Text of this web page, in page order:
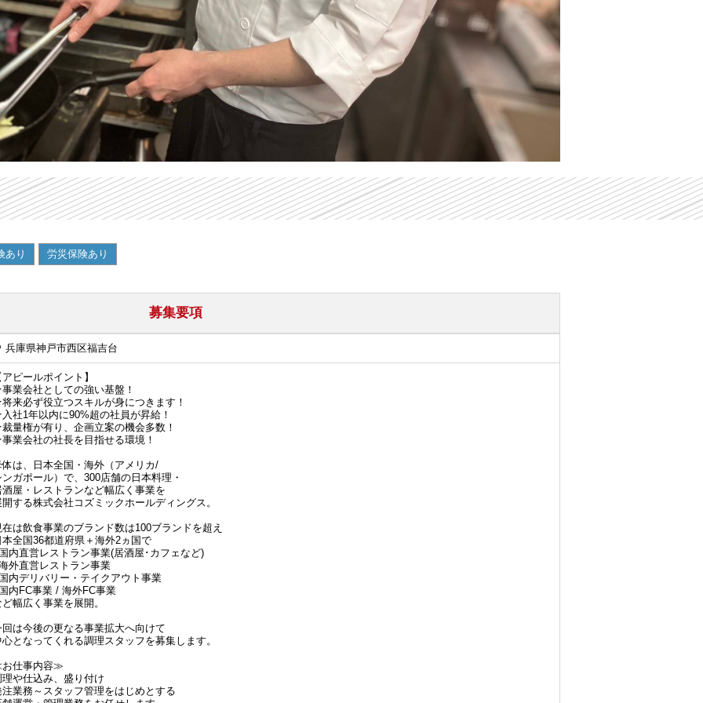
あり 労災保険あり
募集要項
兵庫県神戸市西区福吉台
ピールポイント】
業会社としての強い基盤！
来必ず役立つスキルが身につきます！
社1年以内に90%超の社員が昇給！
量権が有り、企画立案の機会多数！
業会社の社長を目指せる環境！
体は、日本全国・海外（アメリカ/
ンガポール）で、300店舗の日本料理・
酒屋・レストランなど幅広く事業を
開する株式会社コズミックホールディングス。
在は飲食事業のブランド数は100ブランドを超え
本全国36都道府県＋海外2ヵ国で
内直営レストラン事業(居酒屋･カフェなど)
外直営レストラン事業
内デリバリー・テイクアウト事業
内FC事業 / 海外FC事業
ど幅広く事業を展開。
回は今後の更なる事業拡大へ向けて
心となってくれる調理スタッフを募集します。
仕事内容≫
理や仕込み、盛り付け
注業務～スタッフ管理をはじめとする